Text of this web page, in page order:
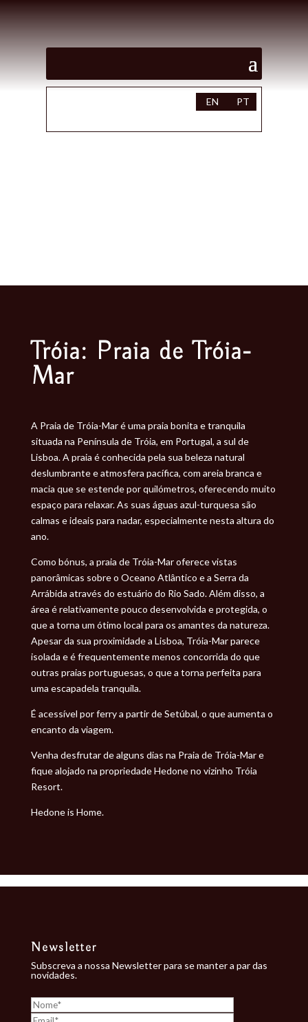
EN PT
Tróia: Praia de Tróia-
Mar
A Praia de Tróia-Mar é uma praia bonita e tranquila
situada na Península de Tróia, em Portugal, a sul de
Lisboa. A praia é conhecida pela sua beleza natural
deslumbrante e atmosfera pacífica, com areia branca e
macia que se estende por quilómetros, oferecendo muito
espaço para relaxar. As suas águas azul-turquesa são
calmas e ideais para nadar, especialmente nesta altura do
ano.
Como bónus, a praia de Tróia-Mar oferece vistas
panorâmicas sobre o Oceano Atlântico e a Serra da
Arrábida através do estuário do Rio Sado. Além disso, a
área é relativamente pouco desenvolvida e protegida, o
que a torna um ótimo local para os amantes da natureza.
Apesar da sua proximidade a Lisboa, Tróia-Mar parece
isolada e é frequentemente menos concorrida do que
outras praias portuguesas, o que a torna perfeita para
uma escapadela tranquila.
É acessível por ferry a partir de Setúbal, o que aumenta o
encanto da viagem.
Venha desfrutar de alguns dias na Praia de Tróia-Mar e
fique alojado na propriedade Hedone no vizinho Tróia
Resort.
Hedone is Home.
Newsletter
Subscreva a nossa Newsletter para se manter a par das
novidades.